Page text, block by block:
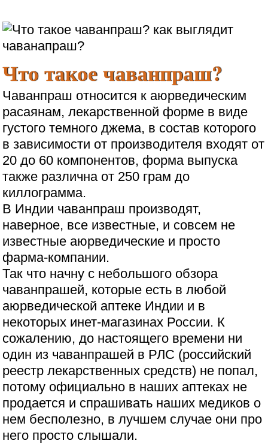
Что такое чаванпраш?
Чаванпраш относится к аюрведическим
расаянам, лекарственной форме в виде
густого темного джема, в состав которого
в зависимости от производителя входят от
20 до 60 компонентов, форма выпуска
также различна от 250 грам до
киллограмма.
В Индии чаванпраш производят,
наверное, все известные, и совсем не
известные аюрведические и просто
фарма-компании.
Так что начну с небольшого обзора
чаванпрашей, которые есть в любой
аюрведической аптеке Индии и в
некоторых инет-магазинах России. К
сожалению, до настоящего времени ни
один из чаванпрашей в РЛС (российский
реестр лекарственных средств) не попал,
потому официально в наших аптеках не
продается и спрашивать наших медиков о
нем бесполезно, в лучшем случае они про
него просто слышали.